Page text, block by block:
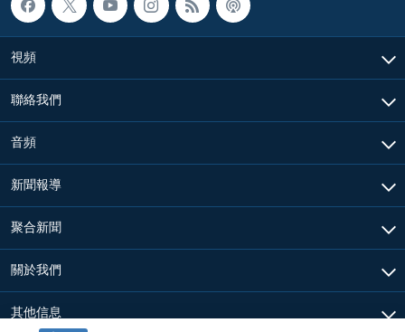
視頻
聯絡我們
音頻
新聞報導
聚合新聞
關於我們
其他信息